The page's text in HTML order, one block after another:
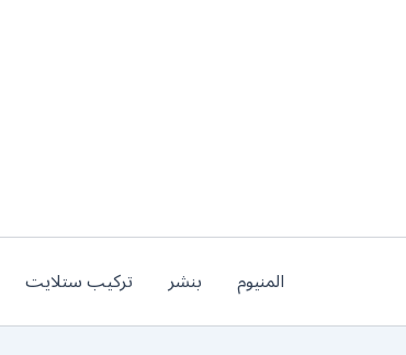
المنيوم بنشر تركيب ستلايت